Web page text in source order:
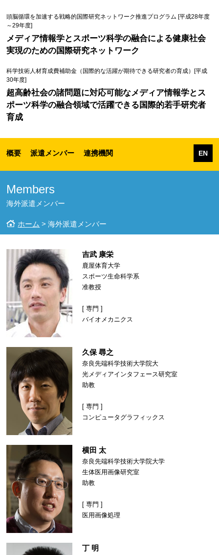
頭脳循環を加速する戦略的国際研究ネットワーク推進プログラム [平成28年度
～29年度]
メディア情報学とスポーツ科学の融合による健康社会
実現のための国際研究ネットワーク
科学技術人材育成費補助金（国際的な活躍が期待できる研究者の育成）[平成
30年度]
超高齢社会の諸問題に対応可能なメディア情報学とス
ポーツ科学の融合領域で活躍できる国際的若手研究者
育成
概要 派遣メンバー 連携機関 EN
Members
海外派遣メンバー
ホーム > 海外派遣メンバー
吉武 康栄
鹿屋体育大学
スポーツ生命科学系
准教授
[ 専門 ]
バイオメカニクス
久保 尋之
奈良先端科学技術大学院大
光メディアインタフェース研究室
助教
[ 専門 ]
コンピュータグラフィックス
横田 太
奈良先端科学技術大学院大学
生体医用画像研究室
助教
[ 専門 ]
医用画像処理
丁 明